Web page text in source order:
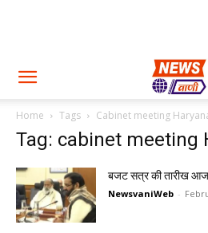
Home Tags Cabinet meeting
Tag: cabinet meeting
बजट सत्र की तारीख
NewsvaniWeb -